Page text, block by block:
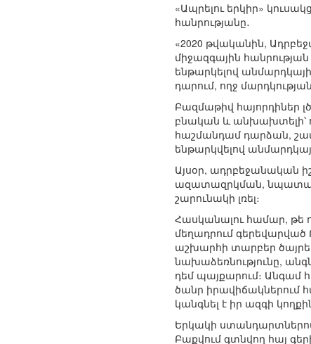
«Ապրելու երկիր»
հանրությանը․
«2020 թվականին,
միջազգային
ենթարկելով
դարում, ողջ
Բազմաթիվ հայորդիներ
բնական և անխախտելի՝
հաշմանդամ դարձան,
ենթարկվելով
Այսօր, ադրբեջանական
ազատազրկման, նպատակ
շարունակի լռել։
Հասկանալու համար, թե
մեղադրում գերեվարված
աշխարհի տարբեր
նախաձեռնությունը,
դեմ պայքարում։ Անգամ
ծանր իրավիճակներում
կանգնել է իր ազգի
Երկակի ստանդարտներով
Բաքվում գտնվող հայ